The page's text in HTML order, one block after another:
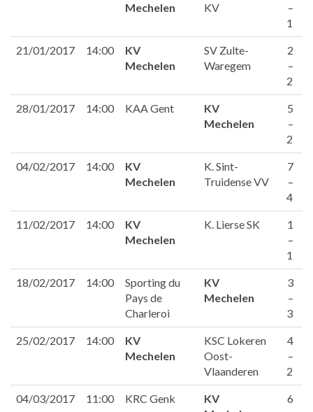
Mechelen
KV
–
1
21/01/2017 14:00
KV
Mechelen
SV Zulte-
Waregem
2
–
2
28/01/2017 14:00 KAA Gent
KV
Mechelen
5
–
2
04/02/2017 14:00
KV
Mechelen
K. Sint-
Truidense VV
7
–
4
11/02/2017 14:00
KV
Mechelen
K. Lierse SK
1
–
1
18/02/2017 14:00
Sporting du
Pays de
Charleroi
KV
Mechelen
3
–
3
25/02/2017 14:00
KV
Mechelen
KSC Lokeren
Oost-
Vlaanderen
4
–
2
04/03/2017 11:00 KRC Genk
KV
6